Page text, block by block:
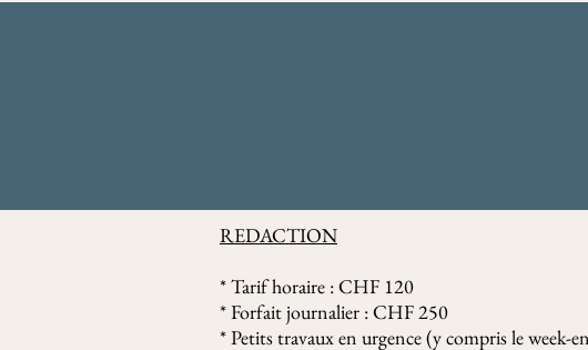
REDACTION
* Tarif horaire : CHF 120
* Forfait journalier : CHF 250
* Petits travaux en urgence (y compris le week-